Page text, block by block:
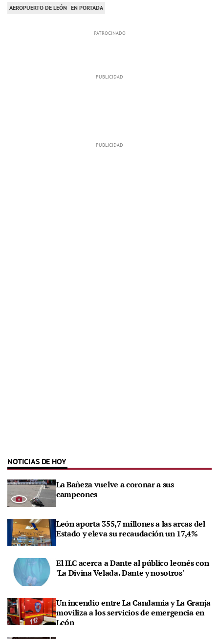
AEROPUERTO DE LEÓN EN PORTADA
NOTICIAS DE HOY
La Bañeza vuelve a coronar a sus
campeones
León aporta 355,7 millones a las arcas del
Estado y eleva su recaudación un 17,4%
El ILC acerca a Dante al público leonés con
'La Divina Velada. Dante y nosotros'
Un incendio entre La Candamia y La Granja
moviliza a los servicios de emergencia en
León